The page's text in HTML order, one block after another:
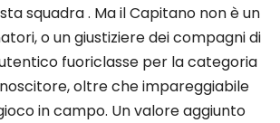
squadra . Ma il Capitano non è un
o un giustiziere dei compagni di
fuoriclasse per la categoria
oltre che impareggiabile
in campo. Un valore aggiunto